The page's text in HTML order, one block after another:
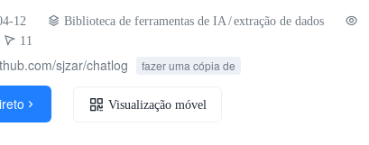
12 Biblioteca de ferramentas de IA /extração de dados
11
sjzar/chatlog fazer uma cópia de
 Visualização móvel